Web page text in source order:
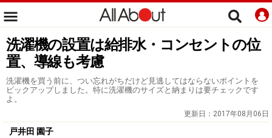
洗濯機の設置は給排水・コンセントの位
置、導線も考慮
洗濯機を買う前に、つい忘れがちだけど見逃してはならないポイントを
ピックアップしました。特に洗濯機のサイズと納まりは要チェックです
よ。
更新日： 2017年08月06日
戸井田 園子